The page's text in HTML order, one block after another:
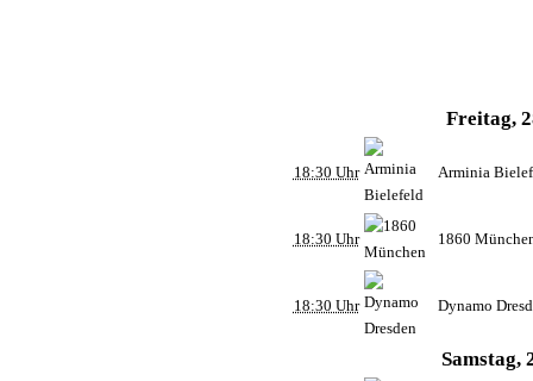
Freitag,
18:30 Uhr Arminia
18:30 Uhr 1860
18:30 Uhr Dynamo
Samstag,